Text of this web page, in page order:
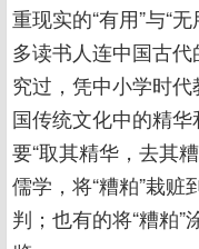
重现实的“有用”与“
多读书人连中国古
究过，凭中小学时代
国传统文化中的精
要“取其精华，去其
儒学，将“糟粕”栽
判；也有的将“糟粕